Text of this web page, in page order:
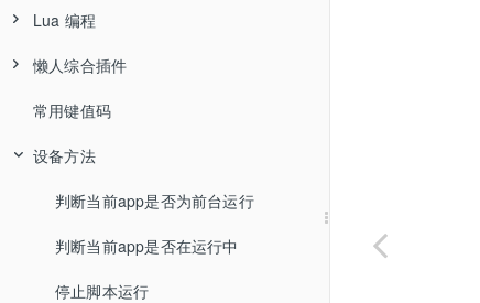
Lua 编程
懒人综合插件
常用键值码
设备方法
判断当前app是否为前台运行
判断当前app是否在运行中
停止脚本运行